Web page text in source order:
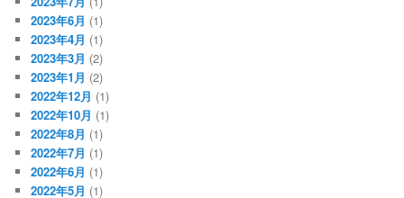
2023年6月 (1)
2023年4月 (1)
2023年3月 (2)
2023年1月 (2)
2022年12月 (1)
2022年10月 (1)
2022年8月 (1)
2022年7月 (1)
2022年6月 (1)
2022年5月 (1)